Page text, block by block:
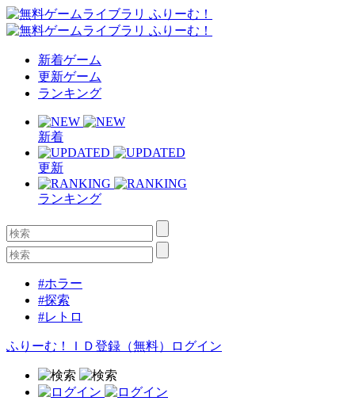
新着ゲーム
更新ゲーム
ランキング
新着
更新
ランキング
#ホラー
#探索
#レトロ
ふりーむ！ＩＤ登録（無料） ログイン